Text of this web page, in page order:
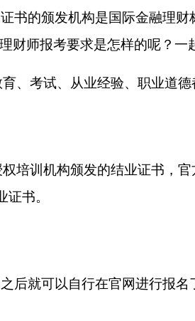
书的颁发机构是国际金融理
财师报考要求是怎样的呢？一
、考试、从业经验、职业道
培训机构颁发的结业证书，
书。
后就可以自行在官网进行报